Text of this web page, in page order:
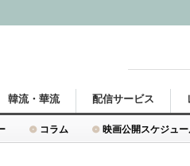
コラム 映画公開スケジュ
韓流・華流 配信サービス